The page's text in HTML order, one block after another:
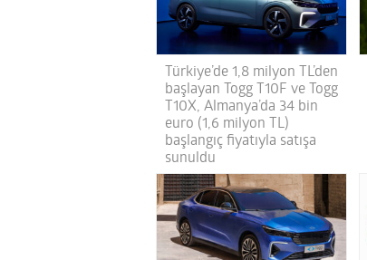
Türkiye’de 1,8 milyon TL’den
başlayan Togg T10F ve Togg
T10X, Almanya’da 34 bin
euro (1,6 milyon TL)
başlangıç fiyatıyla satışa
sunuldu